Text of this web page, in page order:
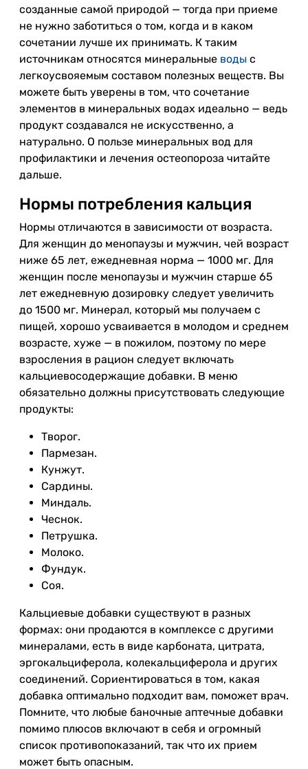
созданные самой природой — тогда при приеме
не нужно заботиться о том, когда и в каком
сочетании лучше их принимать. К таким
источникам относятся минеральные воды с
легкоусвояемым составом полезных веществ. Вы
можете быть уверены в том, что сочетание
элементов в минеральных водах идеально — ведь
продукт создавался не искусственно, а
натурально. О пользе минеральных вод для
профилактики и лечения остеопороза читайте
дальше.
Нормы потребления кальция
Нормы отличаются в зависимости от возраста.
Для женщин до менопаузы и мужчин, чей возраст
ниже 65 лет, ежедневная норма — 1000 мг. Для
женщин после менопаузы и мужчин старше 65
лет ежедневную дозировку следует увеличить
до 1500 мг. Минерал, который мы получаем с
пищей, хорошо усваивается в молодом и среднем
возрасте, хуже — в пожилом, поэтому по мере
взросления в рацион следует включать
кальциевосодержащие добавки. В меню
обязательно должны присутствовать следующие
продукты:
Творог.
Пармезан.
Кунжут.
Сардины.
Миндаль.
Чеснок.
Петрушка.
Молоко.
Фундук.
Соя.
Кальциевые добавки существуют в разных
формах: они продаются в комплексе с другими
минералами, есть в виде карбоната, цитрата,
эргокальциферола, колекальциферола и других
соединений. Сориентироваться в том, какая
добавка оптимально подходит вам, поможет врач.
Помните, что любые баночные аптечные добавки
помимо плюсов включают в себя и огромный
список противопоказаний, так что их прием
может быть опасным.